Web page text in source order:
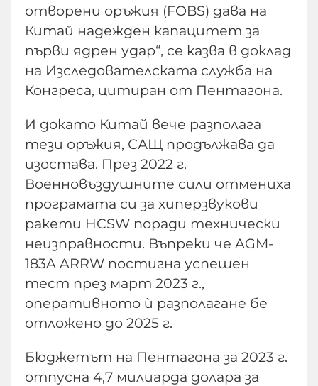
отворени оръжия (FOBS) дава на
Китай надежден капацитет за
първи ядрен удар“, се казва в доклад
на Изследователската служба на
Конгреса, цитиран от Пентагона.
И докато Китай вече разполага
тези оръжия, САЩ продължава да
изостава. През 2022 г.
Военновъздушните сили отмениха
програмата си за хиперзвукови
ракети HCSW поради технически
неизправности. Въпреки че AGM-
183A ARRW постигна успешен
тест през март 2023 г.,
оперативното ѝ разполагане бе
отложено до 2025 г.
Бюджетът на Пентагона за 2023 г.
отпусна 4,7 милиарда долара за